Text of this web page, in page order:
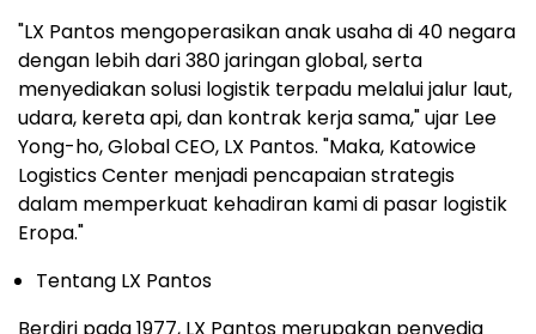
"LX Pantos mengoperasikan anak usaha di 40 negara
dengan lebih dari 380 jaringan global, serta
menyediakan solusi logistik terpadu melalui jalur laut,
udara, kereta api, dan kontrak kerja sama," ujar Lee
Yong-ho, Global CEO, LX Pantos. "Maka, Katowice
Logistics Center menjadi pencapaian strategis
dalam memperkuat kehadiran kami di pasar logistik
Eropa."
Tentang LX Pantos